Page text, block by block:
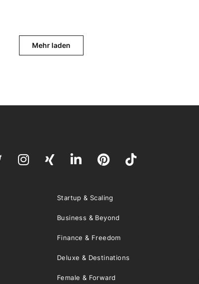
Mehr laden
Startup & Scaling
Business & Beyond
Finance & Freedom
Deluxe & Destinations
Female & Forward